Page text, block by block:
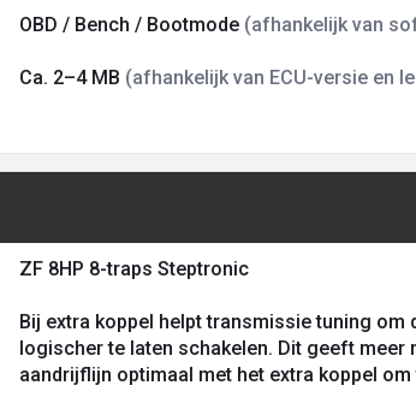
OBD / Bench / Bootmode (afhankelijk van
Ca. 2–4 MB (afhankelijk van ECU-versie en
ZF 8HP 8-traps Steptronic
Bij extra koppel helpt transmissie tuning om
logischer te laten schakelen. Dit geeft
aandrijflijn optimaal met het extra koppel om